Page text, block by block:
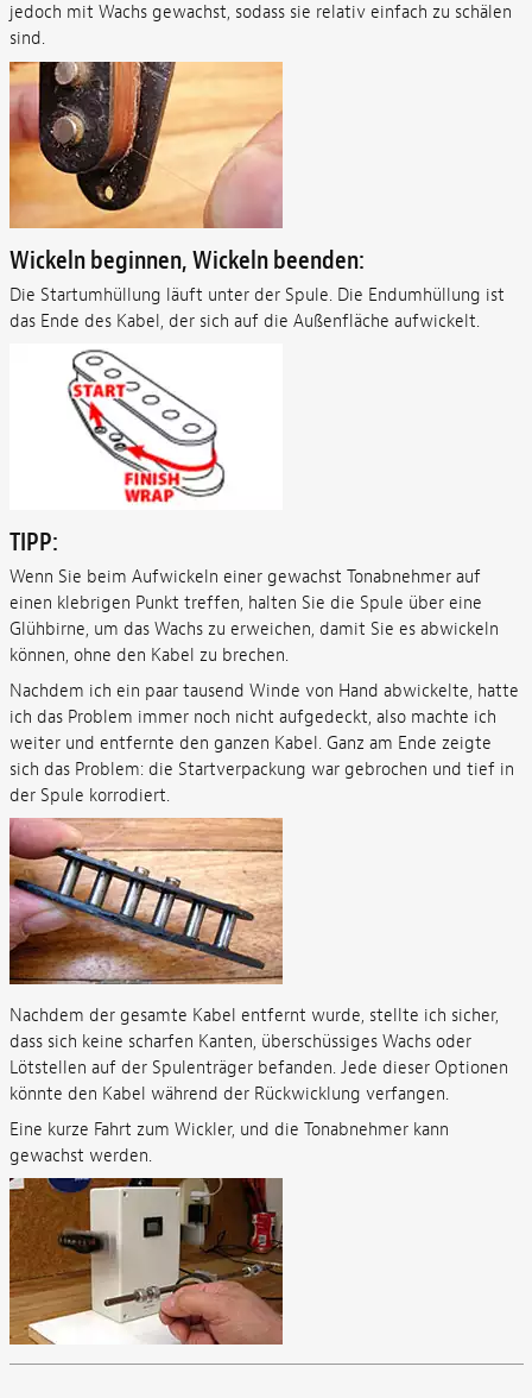
jedoch mit Wachs gewachst, sodass sie relativ einfach zu schälen
sind.
Wickeln beginnen, Wickeln beenden:
Die Startumhüllung läuft unter der Spule. Die Endumhüllung ist
das Ende des Kabel, der sich auf die Außenfläche aufwickelt.
TIPP:
Wenn Sie beim Aufwickeln einer gewachst Tonabnehmer auf
einen klebrigen Punkt treffen, halten Sie die Spule über eine
Glühbirne, um das Wachs zu erweichen, damit Sie es abwickeln
können, ohne den Kabel zu brechen.
Nachdem ich ein paar tausend Winde von Hand abwickelte, hatte
ich das Problem immer noch nicht aufgedeckt, also machte ich
weiter und entfernte den ganzen Kabel. Ganz am Ende zeigte
sich das Problem: die Startverpackung war gebrochen und tief in
der Spule korrodiert.
Nachdem der gesamte Kabel entfernt wurde, stellte ich sicher,
dass sich keine scharfen Kanten, überschüssiges Wachs oder
Lötstellen auf der Spulenträger befanden. Jede dieser Optionen
könnte den Kabel während der Rückwicklung verfangen.
Eine kurze Fahrt zum Wickler, und die Tonabnehmer kann
gewachst werden.